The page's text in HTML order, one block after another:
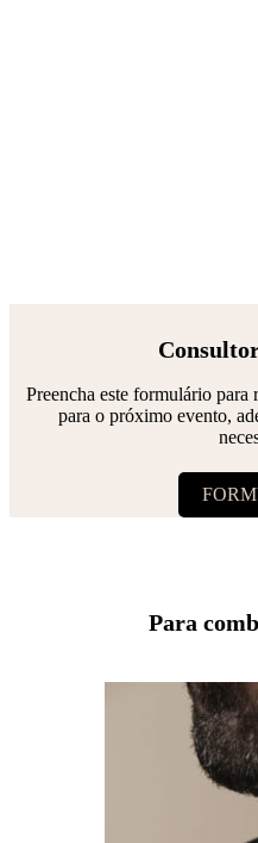
Preencha este formulário
para o próximo evento,
Para